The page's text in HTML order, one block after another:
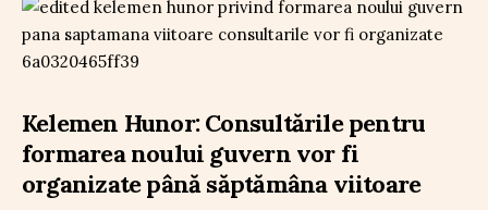
Kelemen Hunor: Consultările pentru
formarea noului guvern vor fi
organizate până săptămâna viitoare